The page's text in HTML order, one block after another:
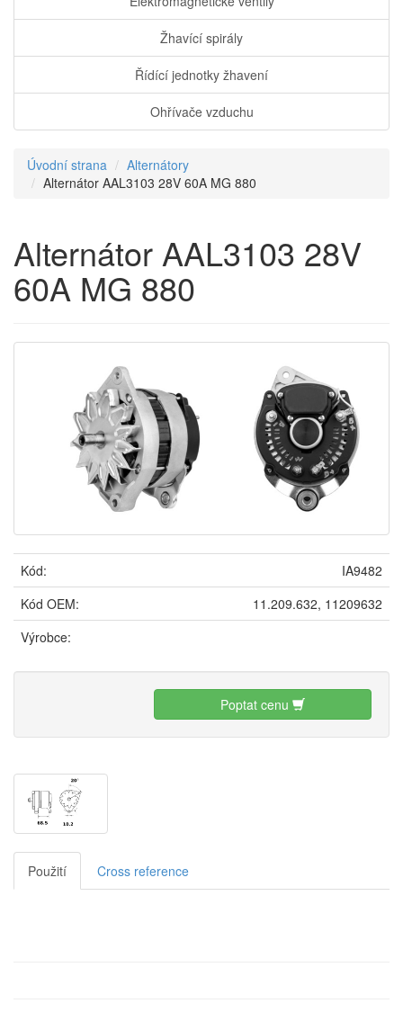
Žhavící spirály
Řídící jednotky žhavení
Ohřívače vzduchu
Úvodní strana
Alternátory
Alternátor AAL3103 28V 60A MG 880
Alternátor AAL3103 28V
60A MG 880
Kód:
IA9482
Kód OEM:
11.209.632, 11209632
Výrobce:
Poptat cenu
Použití Cross reference